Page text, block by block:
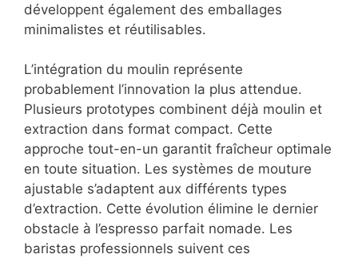
développent également des emballages
minimalistes et réutilisables.
L’intégration du moulin représente
probablement l’innovation la plus attendue.
Plusieurs prototypes combinent déjà moulin et
extraction dans format compact. Cette
approche tout-en-un garantit fraîcheur optimale
en toute situation. Les systèmes de mouture
ajustable s’adaptent aux différents types
d’extraction. Cette évolution élimine le dernier
obstacle à l’espresso parfait nomade. Les
baristas professionnels suivent ces